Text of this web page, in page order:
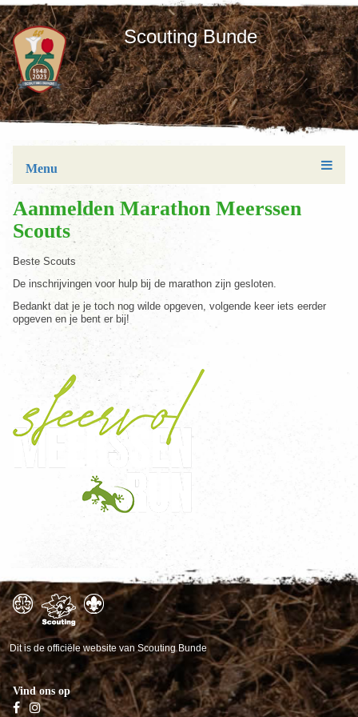
Scouting Bunde
Menu
Aanmelden Marathon Meerssen
Scouts
Beste Scouts
De inschrijvingen voor hulp bij de marathon zijn gesloten.
Bedankt dat je je toch nog wilde opgeven, volgende keer iets eerder
opgeven en je bent er bij!
Dit is de officiële website van Scouting Bunde
Vind ons op